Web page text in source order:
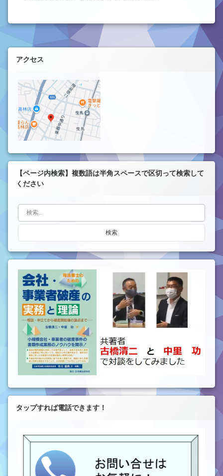
左サイドバー
アクセス
【ページ内検索】複数語は半角スペースで区切って検索して
ください
検索:
タップすれば電話できます！